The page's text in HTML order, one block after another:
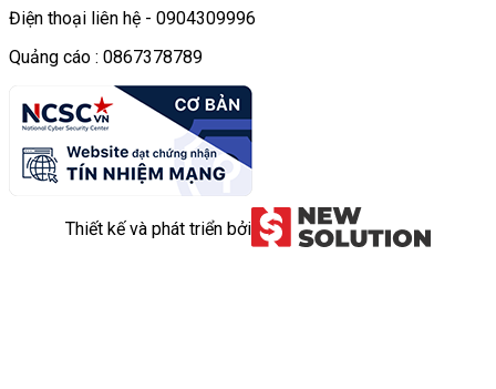
Điện thoại liên hệ - 0904309996
Quảng cáo : 0867378789
Thiết kế và phát triển bởi